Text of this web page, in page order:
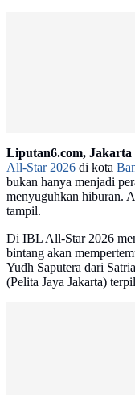
Liputan6.com, Jakarta
All-Star 2026 di kota
bukan hanya menjadi
menyuguhkan hiburan.
tampil.
Di IBL All-Star 2026
bintang akan
Yudh Saputera dari
(Pelita Jaya Jakarta)